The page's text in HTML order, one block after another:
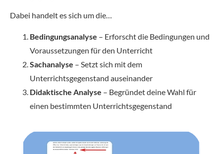
Dabei handelt es sich um die…
Bedingungsanalyse – Erforscht die Bedingungen und
Voraussetzungen für den Unterricht
Sachanalyse – Setzt sich mit dem
Unterrichtsgegenstand auseinander
Didaktische Analyse – Begründet deine Wahl für
einen bestimmten Unterrichtsgegenstand